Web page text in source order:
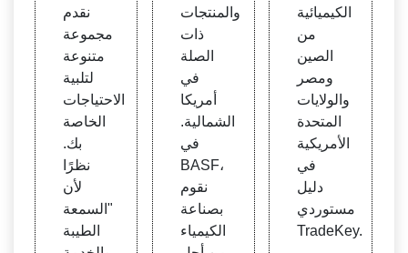
نقدم
مجموعة
متنوعة
لتلبية
الاحتياجات
الخاصة
بك.
نظرًا
لأن
"السمعة
الطيبة
والمنتجات
ذات
الصلة
في
أمريكا
الشمالية.
في
BASF،
نقوم
بصناعة
الكيمياء
الكيميائية
من
الصين
ومصر
والولايات
المتحدة
الأمريكية
في
دليل
مستوردي
TradeKey.